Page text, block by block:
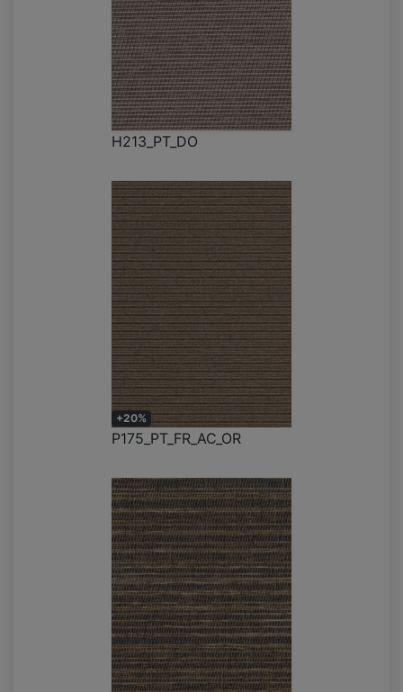
H213_PT_DO
+20%
P175_PT_FR_AC_OR